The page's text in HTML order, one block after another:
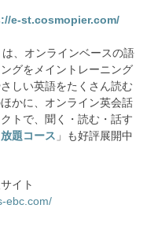
e-st.cosmopier.com/
は、オンラインベースの語
グをメイントレーニング
さしい英語をたくさん読む
ほかに、オンライン英会話
トで、聞く・読む・話す
題コース 」も好評展開中
イト
ebc.com/